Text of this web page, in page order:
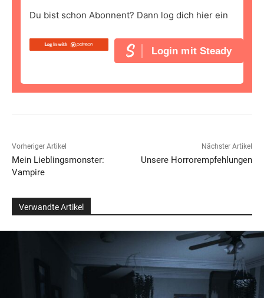
Du bist schon Abonnent? Dann log dich hier ein
Login mit Steady
Vorheriger Artikel
Mein Lieblingsmonster:
Vampire
Nächster Artikel
Unsere Horrorempfehlungen
Verwandte Artikel